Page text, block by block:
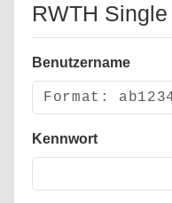
RWTH
Benutzername
Kennwort